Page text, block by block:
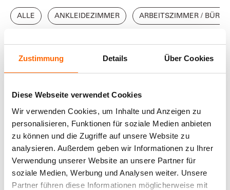
Zustimmung Details Über Cookies
Diese Webseite verwendet Cookies
Wir verwenden Cookies, um Inhalte und Anzeigen zu
personalisieren, Funktionen für soziale Medien anbieten
zu können und die Zugriffe auf unsere Website zu
analysieren. Außerdem geben wir Informationen zu Ihrer
Verwendung unserer Website an unsere Partner für
soziale Medien, Werbung und Analysen weiter. Unsere
Partner führen diese Informationen möglicherweise mit
ALLE ANKLEIDEZIMMER ARBEITSZIMMER / BÜRO
ANGEZEIGT0von0 Inspirationen